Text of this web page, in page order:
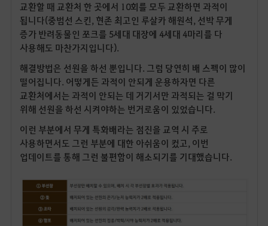
교환할 때 교환처 한 곳에서 10회를 모두 교환하면 과적이
됩니다(중범선 스킨, 현존 최고인 루살카 해원석, 선박 무게
증가 반려동물인 쪼크를 5세대 대장에 4세대 4마리를 다
사용해도 마찬가지입니다).
해결방법은 선원을 하선 뿐입니다. 그럼 당연히 배 스펙이 많이
떨어집니다. 어떻게든 과적이 안되게 운용하자면 다른
교환처에서는 과적이 안되는 데 거기서만 과적되는 걸 막기
위해 선원을 하선 시켜야하는 번거로움이 있었습니다.
이런 부분에서 무게 특화배라는 점진을 교역 시 주로
사용하면서도 그런 부분에 대한 아쉬움이 컸고, 이번
업데이트를 통해 그런 불편함이 해소되기를 기대했습니다.